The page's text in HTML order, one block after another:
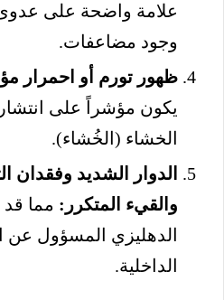
علامة واضحة على
وجود مضاعفات.
ظهور تورم أو احمرار
يكون مؤشراً على
الخشاء (الخُشاء).
الدوار الشديد وفقدان
والقيء المتكرر: مما قد
الدهليزي المسؤول عن
الداخلية.